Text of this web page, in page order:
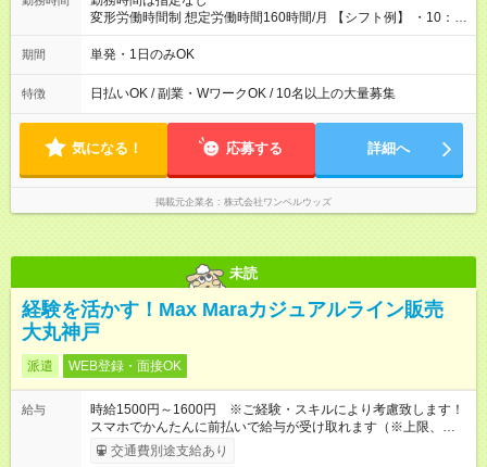
変形労働時間制 想定労働時間160時間/月 【シフト例】 ・10：
00～20：00
期間 単発・1日のみOK
特徴 日払いOK / 副業・WワークOK / 10名以上の大量募集
気になる！ 応募する 詳細へ
掲載元企業名 株式会社ワンベルウッズ
未読
経験を活かす！Max Maraカジュアルライン販売
大丸神戸
派遣 WEB登録・面接OK
給与
時給1500円～1600円 ※ご経験・スキルにより考慮致します！
スマホでかんたんに前払いで給与が受け取れます（※上限、条
件あり）
交通費別途支給あり